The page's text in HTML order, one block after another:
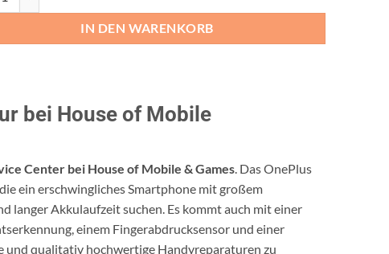
IN DEN WARENKORB
bei House of Mobile
Center bei House of Mobile & Games. Das OnePlus
ein erschwingliches Smartphone mit großem
langer Akkulaufzeit suchen. Es kommt auch mit einer
einem Fingerabdrucksensor und einer
und qualitativ hochwertige Handyreparaturen zu